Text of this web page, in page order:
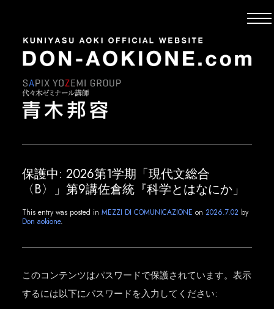
保護中: 2026第1学期「現代文総合
〈B〉」第9講佐倉統『科学とはなにか」
This entry was posted in MEZZI DI COMUNICAZIONE on 2026.7.02 by
Don aokione.
このコンテンツはパスワードで保護されています。表示
するには以下にパスワードを入力してください: